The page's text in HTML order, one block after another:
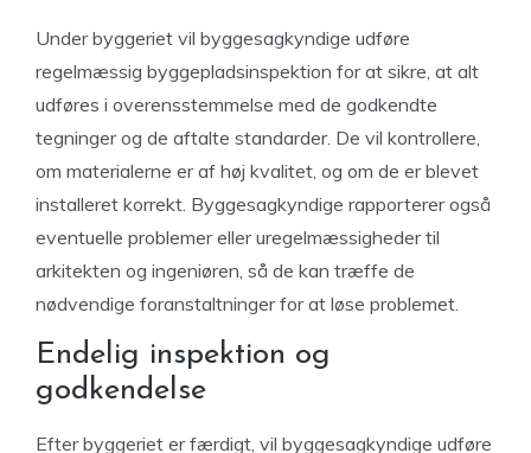
Under byggeriet vil byggesagkyndige udføre
regelmæssig byggepladsinspektion for at sikre, at alt
udføres i overensstemmelse med de godkendte
tegninger og de aftalte standarder. De vil kontrollere,
om materialerne er af høj kvalitet, og om de er blevet
installeret korrekt. Byggesagkyndige rapporterer også
eventuelle problemer eller uregelmæssigheder til
arkitekten og ingeniøren, så de kan træffe de
nødvendige foranstaltninger for at løse problemet.
Endelig inspektion og
godkendelse
Efter byggeriet er færdigt, vil byggesagkyndige udføre